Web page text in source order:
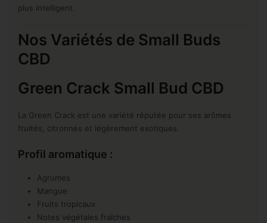
plus intelligent.
Nos Variétés de Small Buds
CBD
Green Crack Small Bud CBD
La Green Crack est une variété réputée pour ses arômes
fruités, citronnés et légèrement exotiques.
Profil aromatique :
Agrumes
Mangue
Fruits tropicaux
Notes végétales fraîches